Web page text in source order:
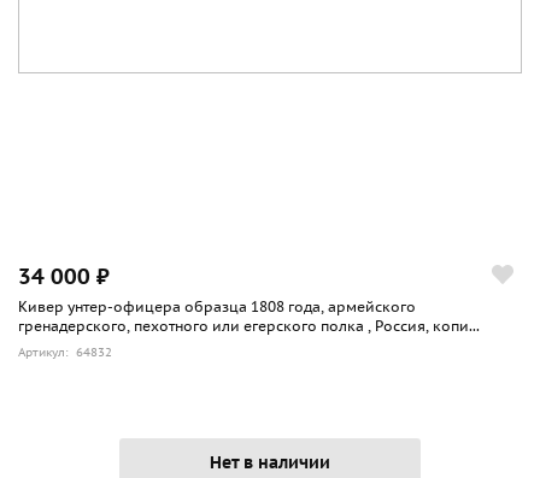
34 000 ₽
Кивер унтер-офицера образца 1808 года, армейского
гренадерского, пехотного или егерского полка , Россия, копи...
Артикул: 64832
Нет в наличии